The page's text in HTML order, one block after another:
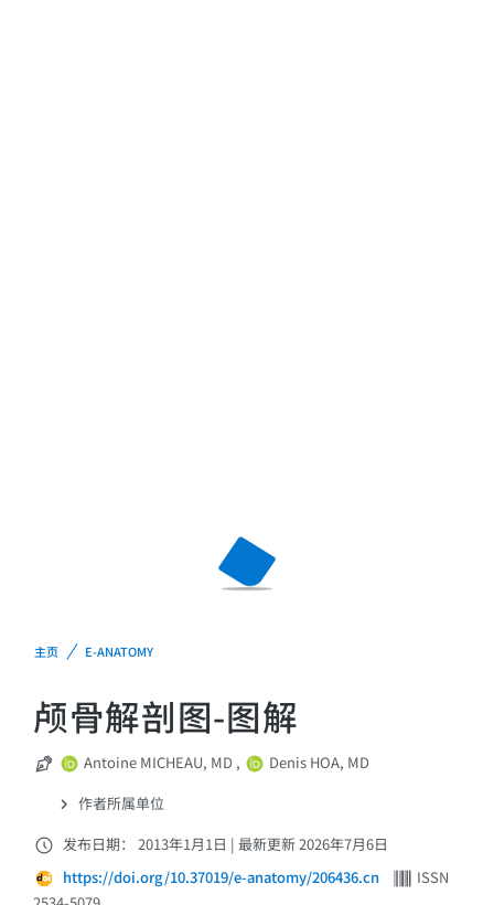
主页 E-ANATOMY
颅骨解剖图-图解
Antoine MICHEAU, MD ,
Denis HOA, MD
作者所属单位
发布日期： 2013年1月1日 | 最新更新 2026年7月6日
https://doi.org/10.37019/e-anatomy/206436.cn
ISSN